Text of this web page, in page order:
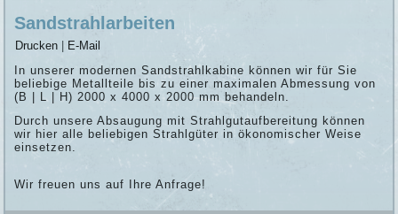
Sandstrahlarbeiten
Drucken
E-Mail
In unserer modernen Sandstrahlkabine können wir für Sie
beliebige Metallteile bis zu einer maximalen Abmessung von
(B | L | H) 2000 x 4000 x 2000 mm behandeln.
Durch unsere Absaugung mit Strahlgutaufbereitung können
wir hier alle beliebigen Strahlgüter in ökonomischer Weise
einsetzen.
Wir freuen uns auf Ihre Anfrage!